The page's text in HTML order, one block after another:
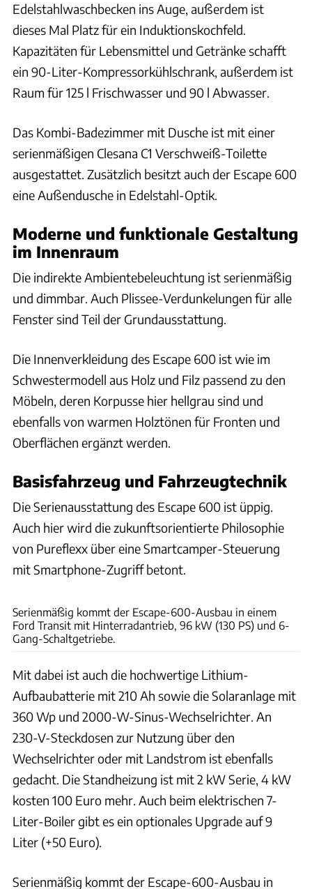
Edelstahlwaschbecken ins Auge, außerdem ist
dieses Mal Platz für ein Induktionskochfeld.
Kapazitäten für Lebensmittel und Getränke schafft
ein 90-Liter-Kompressorkühlschrank, außerdem ist
Raum für 125 l Frischwasser und 90 l Abwasser.
Das Kombi-Badezimmer mit Dusche ist mit einer
serienmäßigen Clesana C1 Verschweiß-Toilette
ausgestattet. Zusätzlich besitzt auch der Escape 600
eine Außendusche in Edelstahl-Optik.
Moderne und funktionale Gestaltung
im Innenraum
Die indirekte Ambientebeleuchtung ist serienmäßig
und dimmbar. Auch Plissee-Verdunkelungen für alle
Fenster sind Teil der Grundausstattung.
Die Innenverkleidung des Escape 600 ist wie im
Schwestermodell aus Holz und Filz passend zu den
Möbeln, deren Korpusse hier hellgrau sind und
ebenfalls von warmen Holztönen für Fronten und
Oberflächen ergänzt werden.
Basisfahrzeug und Fahrzeugtechnik
Die Serienausstattung des Escape 600 ist üppig.
Auch hier wird die zukunftsorientierte Philosophie
von Pureflexx über eine Smartcamper-Steuerung
mit Smartphone-Zugriff betont.
Serienmäßig kommt der Escape-600-Ausbau in einem
Ford Transit mit Hinterradantrieb, 96 kW (130 PS) und 6-
Gang-Schaltgetriebe.
Mit dabei ist auch die hochwertige Lithium-
Aufbaubatterie mit 210 Ah sowie die Solaranlage mit
360 Wp und 2000-W-Sinus-Wechselrichter. An
230-V-Steckdosen zur Nutzung über den
Wechselrichter oder mit Landstrom ist ebenfalls
gedacht. Die Standheizung ist mit 2 kW Serie, 4 kW
kosten 100 Euro mehr. Auch beim elektrischen 7-
Liter-Boiler gibt es ein optionales Upgrade auf 9
Liter (+50 Euro).
Serienmäßig kommt der Escape-600-Ausbau in